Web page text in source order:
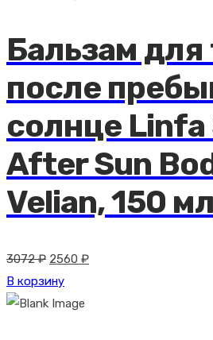
Бальзам для
после
солнце Linfa
After Sun
Velian, 150 мл
3072₽ Первоначальная
цена
составляла
2560 ₽Текущая
В корзину